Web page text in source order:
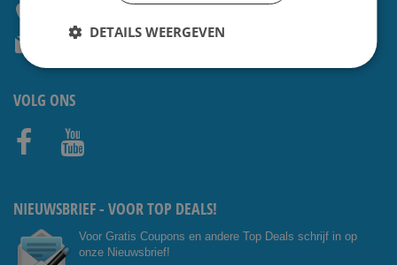
service@shavesavings.com
VOLG ONS
NIEUWSBRIEF - VOOR TOP DEALS!
Voor Gratis Coupons en andere Top Deals schrijf in op
onze Nieuwsbrief!
DETAILS WEERGEVEN